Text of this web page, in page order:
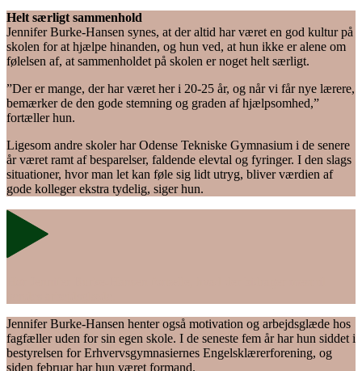
Helt særligt sammenhold
Jennifer Burke-Hansen synes, at der altid har været en god kultur på
skolen for at hjælpe hinanden, og hun ved, at hun ikke er alene om
følelsen af, at sammenholdet på skolen er noget helt særligt.
”Der er mange, der har været her i 20-25 år, og når vi får nye lærere,
bemærker de den gode stemning og graden af hjælpsomhed,”
fortæller hun.
Ligesom andre skoler har Odense Tekniske Gymnasium i de senere
år været ramt af besparelser, faldende elevtal og fyringer. I den slags
situationer, hvor man let kan føle sig lidt utryg, bliver værdien af
gode kolleger ekstra tydelig, siger hun.
Jennifer Burke-Hansen henter også motivation og arbejdsglæde hos
fagfæller uden for sin egen skole. I de seneste fem år har hun siddet i
bestyrelsen for Erhvervsgymnasiernes Engelsklærerforening, og
siden februar har hun været formand.